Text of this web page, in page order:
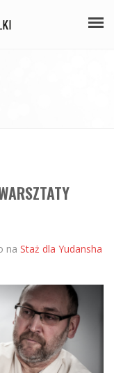
na Staż dla Yudansha